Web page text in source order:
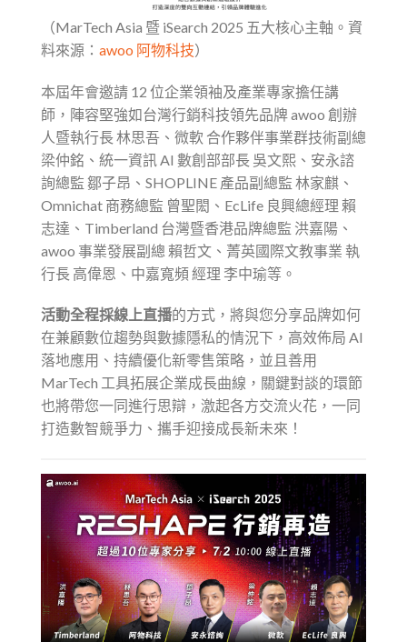
（MarTech Asia 暨 iSearch 2025 五大核心主軸。資
料來源： awoo 阿物科技）
本屆年會邀請 12 位企業領袖及產業專家擔任講
師，陣容堅強如台灣行銷科技領先品牌 awoo 創辦
人暨執行長 林思吾、微軟 合作夥伴事業群技術副總
梁仲銘、統一資訊 AI 數創部部長 吳文熙、安永諮
詢總監 鄒子昂、SHOPLINE 產品副總監 林家麒、
Omnichat 商務總監 曾聖閎、EcLife 良興總經理 賴
志達、Timberland 台灣暨香港品牌總監 洪嘉陽、
awoo 事業發展副總 賴哲文、菁英國際文教事業 執
行長 高偉恩、中嘉寬頻 經理 李中瑜等。
活動全程採線上直播的方式，將與您分享品牌如何
在兼顧數位趨勢與數據隱私的情況下，高效佈局 AI
落地應用、持續優化新零售策略，並且善用
MarTech 工具拓展企業成長曲線，關鍵對談的環節
也將帶您一同進行思辯，激起各方交流火花，一同
打造數智競爭力、攜手迎接成長新未來！